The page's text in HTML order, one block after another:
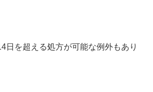
日を超える処方が可能な例外もあり